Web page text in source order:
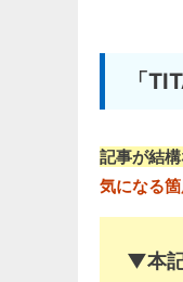
「
記事が結
気になる
▼本